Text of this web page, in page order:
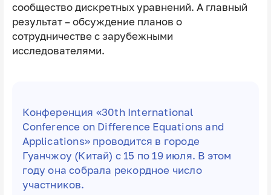
сообщество дискретных уравнений. А главный
результат – обсуждение планов о
сотрудничестве с зарубежными
исследователями.
Конференция «30th International
Conference on Difference Equations and
Applications» проводится в городе
Гуанчжоу (Китай) с 15 по 19 июля. В этом
году она собрала рекордное число
участников.